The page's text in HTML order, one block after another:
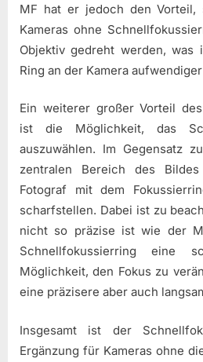
MF hat er jedoch den Vorteil,
Kameras ohne
Objektiv gedreht werden, was
Ring an der Kamera
Ein weiterer großer Vorteil
ist die Möglichkeit, das
auszuwählen. Im Gegensatz
zentralen Bereich des
Fotograf mit dem
scharfstellen. Dabei ist zu
nicht so präzise ist wie der
Schnellfokussierring eine
Möglichkeit, den Fokus zu
eine präzisere aber auch
Insgesamt ist der
Ergänzung für Kameras ohne